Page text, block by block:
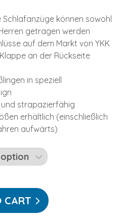
Schlafanzüge können sowohl
getragen werden
auf dem Markt von YKK
an der Rückseite
in speziell
strapazierfähig
erhältlich (einschließlich
aufwärts)
CART